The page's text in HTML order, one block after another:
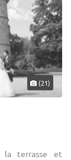
(21)
terrasse et